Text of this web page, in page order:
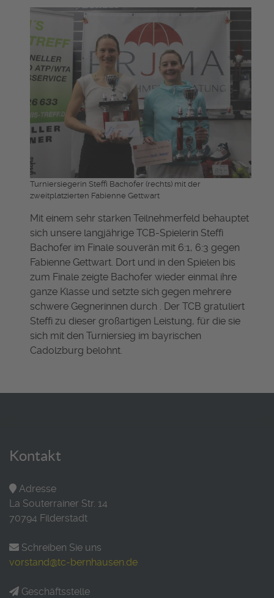
Turniersiegerin Steffi Bachofer (rechts) mit der
zweitplatzierten Fabienne Gettwart
Mit einem sehr starken Teilnehmerfeld behauptet
sich unsere langjährige TCB-Spielerin Steffi
Bachofer im Finale souverän mit 6:1, 6:3 gegen
Fabienne Gettwart. Dort und in den Spielen bis
zum Finale zeigte Bachofer wieder einmal ihre
ganze Klasse und setzte sich gegen mehrere
schwere Gegnerinnen durch . Der TCB gratuliert
Steffi zu dieser großartigen Leistung, für die sie
sich mit den Turniersieg im bayrischen
Cadolzburg belohnt.
Kontakt
Adresse
La Souterrainer Str. 14
70794 Filderstadt
Schreiben Sie uns
vorstand@tc-bernhausen.de
Geschäftsstelle